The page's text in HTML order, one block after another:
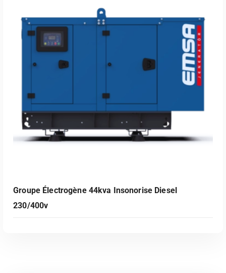
Groupe Électrogène 44kva Insonorise Diesel
230/400v